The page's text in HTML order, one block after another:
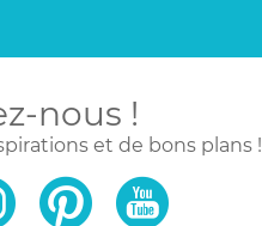
nous !
et de bons plans !